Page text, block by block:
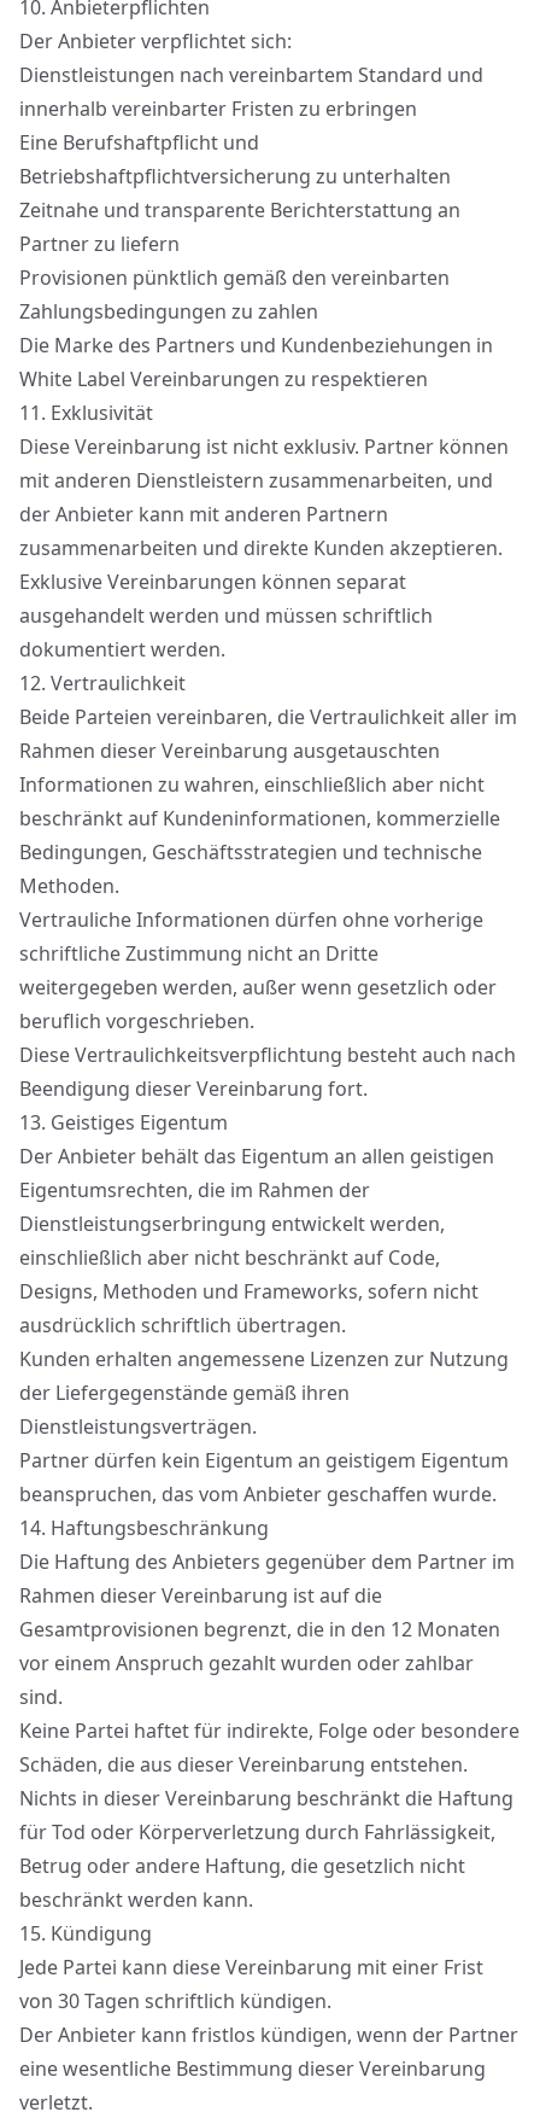
10. Anbieterpflichten
Der Anbieter verpflichtet sich:
Dienstleistungen nach vereinbartem Standard und
innerhalb vereinbarter Fristen zu erbringen
Eine Berufshaftpflicht und
Betriebshaftpflichtversicherung zu unterhalten
Zeitnahe und transparente Berichterstattung an
Partner zu liefern
Provisionen pünktlich gemäß den vereinbarten
Zahlungsbedingungen zu zahlen
Die Marke des Partners und Kundenbeziehungen in
White Label Vereinbarungen zu respektieren
11. Exklusivität
Diese Vereinbarung ist nicht exklusiv. Partner können
mit anderen Dienstleistern zusammenarbeiten, und
der Anbieter kann mit anderen Partnern
zusammenarbeiten und direkte Kunden akzeptieren.
Exklusive Vereinbarungen können separat
ausgehandelt werden und müssen schriftlich
dokumentiert werden.
12. Vertraulichkeit
Beide Parteien vereinbaren, die Vertraulichkeit aller im
Rahmen dieser Vereinbarung ausgetauschten
Informationen zu wahren, einschließlich aber nicht
beschränkt auf Kundeninformationen, kommerzielle
Bedingungen, Geschäftsstrategien und technische
Methoden.
Vertrauliche Informationen dürfen ohne vorherige
schriftliche Zustimmung nicht an Dritte
weitergegeben werden, außer wenn gesetzlich oder
beruflich vorgeschrieben.
Diese Vertraulichkeitsverpflichtung besteht auch nach
Beendigung dieser Vereinbarung fort.
13. Geistiges Eigentum
Der Anbieter behält das Eigentum an allen geistigen
Eigentumsrechten, die im Rahmen der
Dienstleistungserbringung entwickelt werden,
einschließlich aber nicht beschränkt auf Code,
Designs, Methoden und Frameworks, sofern nicht
ausdrücklich schriftlich übertragen.
Kunden erhalten angemessene Lizenzen zur Nutzung
der Liefergegenstände gemäß ihren
Dienstleistungsverträgen.
Partner dürfen kein Eigentum an geistigem Eigentum
beanspruchen, das vom Anbieter geschaffen wurde.
14. Haftungsbeschränkung
Die Haftung des Anbieters gegenüber dem Partner im
Rahmen dieser Vereinbarung ist auf die
Gesamtprovisionen begrenzt, die in den 12 Monaten
vor einem Anspruch gezahlt wurden oder zahlbar
sind.
Keine Partei haftet für indirekte, Folge oder besondere
Schäden, die aus dieser Vereinbarung entstehen.
Nichts in dieser Vereinbarung beschränkt die Haftung
für Tod oder Körperverletzung durch Fahrlässigkeit,
Betrug oder andere Haftung, die gesetzlich nicht
beschränkt werden kann.
15. Kündigung
Jede Partei kann diese Vereinbarung mit einer Frist
von 30 Tagen schriftlich kündigen.
Der Anbieter kann fristlos kündigen, wenn der Partner
eine wesentliche Bestimmung dieser Vereinbarung
verletzt.